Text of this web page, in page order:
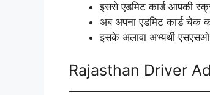
इससे एडमिट कार्ड आपकी
अब अपना एडमिट कार्ड चेक
इसके अलावा अभ्यर्थी
Rajasthan Driver